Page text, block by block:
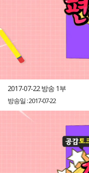
2017-07-22 방송 1부
방송일 : 2017-07-22